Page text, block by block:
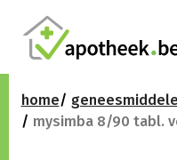
home
mysimba 8/90 tabl.